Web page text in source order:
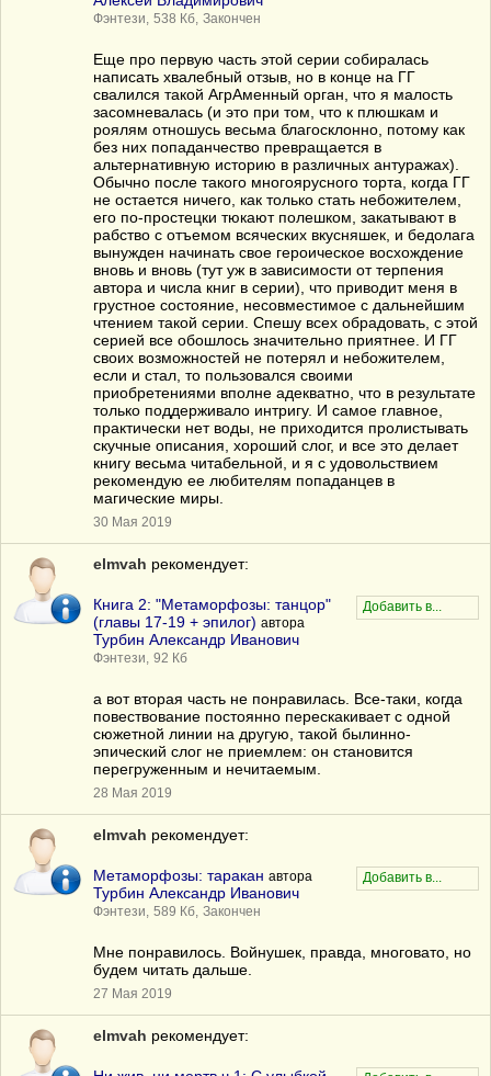
Фэнтези, 538 Кб, Закончен
Еще про первую часть этой серии собиралась
написать хвалебный отзыв, но в конце на ГГ
свалился такой АгрАменный орган, что я малость
засомневалась (и это при том, что к плюшкам и
роялям отношусь весьма благосклонно, потому как
без них попаданчество превращается в
альтернативную историю в различных антуражах).
Обычно после такого многоярусного торта, когда ГГ
не остается ничего, как только стать небожителем,
его по-простецки тюкают полешком, закатывают в
рабство с отъемом всяческих вкусняшек, и бедолага
вынужден начинать свое героическое восхождение
вновь и вновь (тут уж в зависимости от терпения
автора и числа книг в серии), что приводит меня в
грустное состояние, несовместимое с дальнейшим
чтением такой серии. Спешу всех обрадовать, с этой
серией все обошлось значительно приятнее. И ГГ
своих возможностей не потерял и небожителем,
если и стал, то пользовался своими
приобретениями вполне адекватно, что в результате
только поддерживало интригу. И самое главное,
практически нет воды, не приходится пролистывать
скучные описания, хороший слог, и все это делает
книгу весьма читабельной, и я с удовольствием
рекомендую ее любителям попаданцев в
магические миры.
30 Мая 2019
elmvah рекомендует:
Книга 2: "Метаморфозы: танцор"
(главы 17-19 + эпилог) автора
Турбин Александр Иванович
Фэнтези, 92 Кб
а вот вторая часть не понравилась. Все-таки, когда
повествование постоянно перескакивает с одной
сюжетной линии на другую, такой былинно-
эпический слог не приемлем: он становится
перегруженным и нечитаемым.
28 Мая 2019
elmvah рекомендует:
Метаморфозы: таракан автора
Турбин Александр Иванович
Фэнтези, 589 Кб, Закончен
Мне понравилось. Войнушек, правда, многовато, но
будем читать дальше.
27 Мая 2019
elmvah рекомендует: